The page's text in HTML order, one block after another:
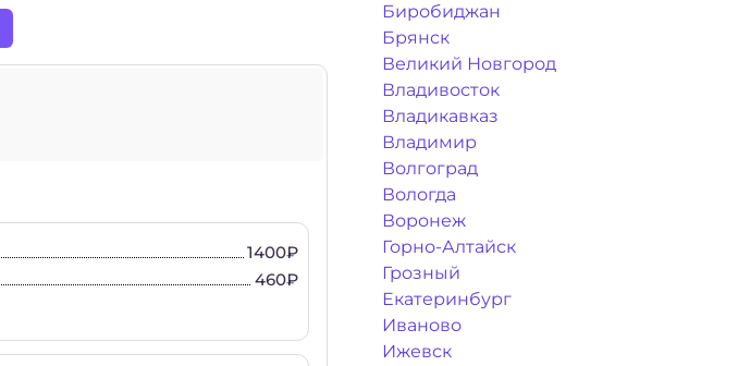
1400₽
460₽
Биробиджан
Брянск
Великий Новгород
Владивосток
Владикавказ
Владимир
Волгоград
Вологда
Воронеж
Горно-Алтайск
Грозный
Екатеринбург
Иваново
Ижевск